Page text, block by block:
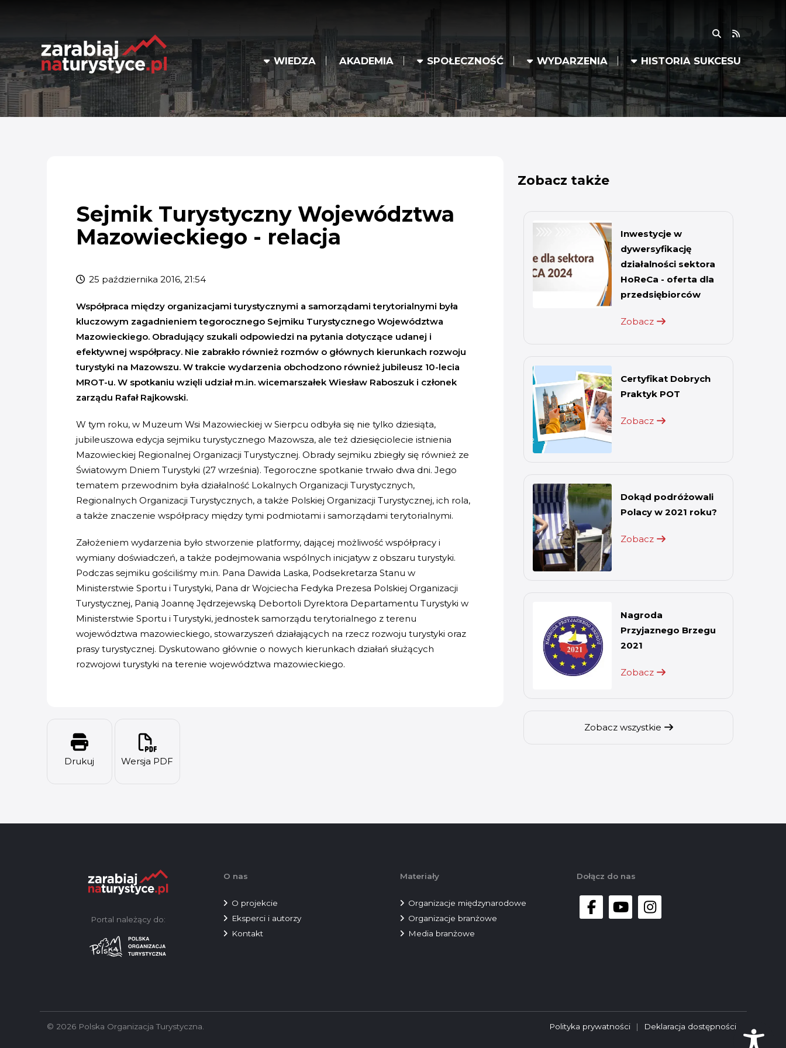
RSS
WIEDZA AKADEMIA SPOŁECZNOŚĆ WYDARZENIA HISTORIA SUKCESU
Sejmik Turystyczny Województwa
Mazowieckiego - relacja
25 października 2016, 21:54
Współpraca między organizacjami turystycznymi a samorządami terytorialnymi była
kluczowym zagadnieniem tegorocznego Sejmiku Turystycznego Województwa
Mazowieckiego. Obradujący szukali odpowiedzi na pytania dotyczące udanej i
efektywnej współpracy. Nie zabrakło również rozmów o głównych kierunkach rozwoju
turystyki na Mazowszu. W trakcie wydarzenia obchodzono również jubileusz 10-lecia
MROT-u. W spotkaniu wzięli udział m.in. wicemarszałek Wiesław Raboszuk i członek
zarządu Rafał Rajkowski.
W tym roku, w Muzeum Wsi Mazowieckiej w Sierpcu odbyła się nie tylko dziesiąta,
jubileuszowa edycja sejmiku turystycznego Mazowsza, ale też dziesięciolecie istnienia
Mazowieckiej Regionalnej Organizacji Turystycznej. Obrady sejmiku zbiegły się również ze
Światowym Dniem Turystyki (27 września). Tegoroczne spotkanie trwało dwa dni. Jego
tematem przewodnim była działalność Lokalnych Organizacji Turystycznych,
Regionalnych Organizacji Turystycznych, a także Polskiej Organizacji Turystycznej, ich rola,
a także znaczenie współpracy między tymi podmiotami i samorządami terytorialnymi.
Założeniem wydarzenia było stworzenie platformy, dającej możliwość współpracy i
wymiany doświadczeń, a także podejmowania wspólnych inicjatyw z obszaru turystyki.
Podczas sejmiku gościliśmy m.in. Pana Dawida Laska, Podsekretarza Stanu w
Ministerstwie Sportu i Turystyki, Pana dr Wojciecha Fedyka Prezesa Polskiej Organizacji
Turystycznej, Panią Joannę Jędrzejewską Debortoli Dyrektora Departamentu Turystyki w
Ministerstwie Sportu i Turystyki, jednostek samorządu terytorialnego z terenu
województwa mazowieckiego, stowarzyszeń działających na rzecz rozwoju turystyki oraz
prasy turystycznej. Dyskutowano głównie o nowych kierunkach działań służących
rozwojowi turystyki na terenie województwa mazowieckiego.
Drukuj Wersja PDF
Zobacz także
Inwestycje w
dywersyfikację
działalności sektora
HoReCa - oferta dla
przedsiębiorców
Zobacz
Certyfikat Dobrych
Praktyk POT
Zobacz
Dokąd podróżowali
Polacy w 2021 roku?
Zobacz
Nagroda
Przyjaznego Brzegu
2021
Zobacz
Zobacz wszystkie
Portal należący do:
O nas
O projekcie
Eksperci i autorzy
Kontakt
Materiały
Organizacje międzynarodowe
Organizacje branżowe
Media branżowe
Dołącz do nas
facebookyoutube instagram
© 2026 Polska Organizacja Turystyczna. Polityka prywatności | Deklaracja dostępności